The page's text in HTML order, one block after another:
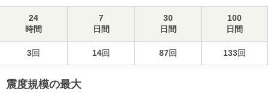
24
時間
7
日間
30
日間
100
日間
3回 14回 87回 133回
震度規模の最大